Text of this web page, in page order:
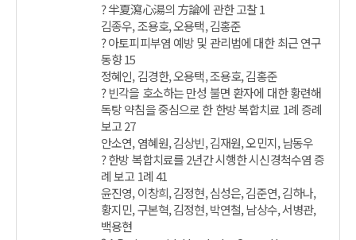
? 半夏瀉心湯의 方論에 관한 고찰 1
김종우, 조용호, 오용택, 김홍준
? 아토피피부염 예방 및 관리법에 대한 최근 연구
동향 15
정혜인, 김경한, 오용택, 조용호, 김홍준
? 빈각을 호소하는 만성 불면 환자에 대한 황련해
독탕 약침을 중심으로 한 한방 복합치료 1례 증례
보고 27
안소연, 염혜원, 김상빈, 김재원, 오민지, 남동우
? 한방 복합치료를 2년간 시행한 시신경척수염 증
례 보고 1례 41
윤진영, 이창희, 김정현, 심성은, 김준연, 김하나,
황지민, 구본혁, 김정현, 박연철, 남상수, 서병관,
백용현